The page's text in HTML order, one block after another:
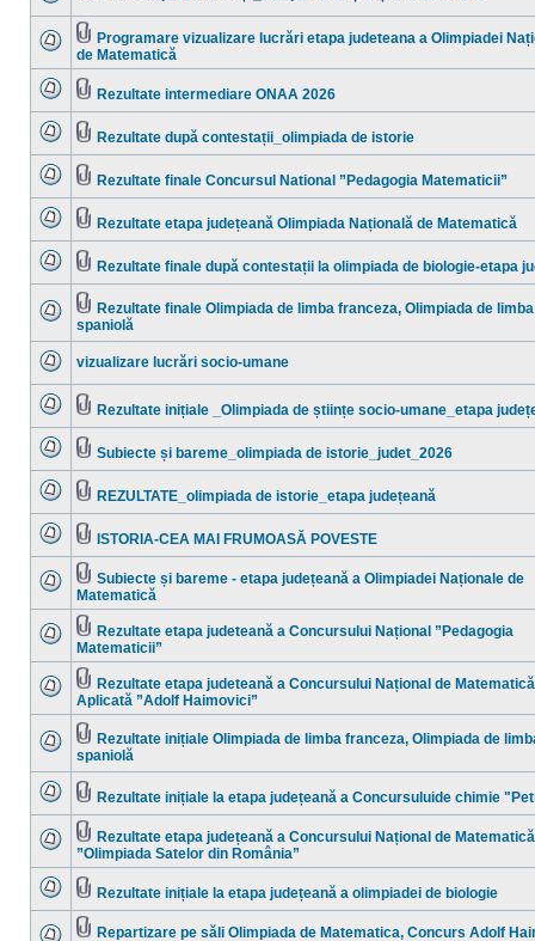
sunt
mesaje
necitite
Nu
sunt
mesaje
necitite
Fişier(e)
ataşat(e)
Programare vizualizare lucrări etapa judeteana a Olimpiadei
de Matematică
sunt
mesaje
necitite
Rezultate intermediare ONAA 2026
sunt
mesaje
necitite
Rezultate după contestații_olimpiada de istorie
sunt
mesaje
necitite
Rezultate finale Concursul National ”Pedagogia Matematicii”
sunt
mesaje
necitite
Rezultate etapa județeană Olimpiada Națională de Matematică
sunt
mesaje
necitite
Rezultate finale după contestații la olimpiada de biologie-etapa
Nu
sunt
mesaje
necitite
Fişier(e)
ataşat(e)
Rezultate finale Olimpiada de limba franceza, Olimpiada de limba
spaniolă
sunt
mesaje
necitite
vizualizare lucrări socio-umane
sunt
mesaje
necitite
Rezultate inițiale _Olimpiada de științe socio-umane_etapa
sunt
mesaje
necitite
Subiecte și bareme_olimpiada de istorie_judet_2026
sunt
mesaje
necitite
REZULTATE_olimpiada de istorie_etapa județeană
sunt
mesaje
necitite
ISTORIA-CEA MAI FRUMOASĂ POVESTE
Nu
sunt
mesaje
necitite
Fişier(e)
ataşat(e)
Subiecte și bareme - etapa județeană a Olimpiadei Naționale de
Matematică
Nu
sunt
mesaje
necitite
Fişier(e)
ataşat(e)
Rezultate etapa judeteană a Concursului Național ”Pedagogia
Matematicii”
Nu
sunt
mesaje
necitite
Fişier(e)
ataşat(e)
Rezultate etapa judeteană a Concursului Național de Matematică
Aplicată ”Adolf Haimovici”
Nu
sunt
mesaje
necitite
Fişier(e)
ataşat(e)
Rezultate inițiale Olimpiada de limba franceza, Olimpiada de
spaniolă
sunt
mesaje
necitite
Rezultate inițiale la etapa județeană a Concursuluide chimie
sunt
mesaje
necitite
Fişier(e)
ataşat(e)
Rezultate etapa județeană a Concursului Național de Matematică
”Olimpiada Satelor din România”
sunt
mesaje
Rezultate inițiale la etapa județeană a olimpiadei de biologie
Repartizare pe săli Olimpiada de Matematica, Concurs Adolf